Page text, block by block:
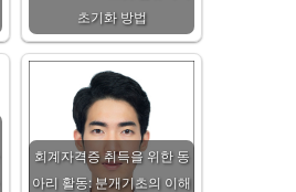
초기화 방법
회계자격증 취득을 위한 동
아리 활동: 분개기초의 이해